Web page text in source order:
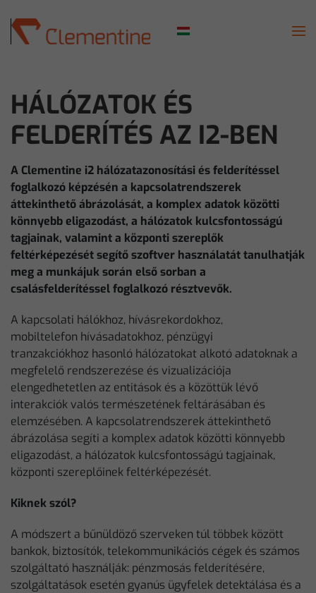
Skip to main content
HÁLÓZATOK ÉS
FELDERÍTÉS AZ I2-BEN
A Clementine i2 hálózatazonosítási és felderítéssel
foglalkozó képzésén a kapcsolatrendszerek
áttekinthető ábrázolását, a komplex adatok közötti
könnyebb eligazodást, a hálózatok kulcsfontosságú
tagjainak, valamint a központi szereplők
feltérképezését segítő szoftver használatát tanulhatják
meg a munkájuk során első sorban a
csalásfelderítéssel foglalkozó résztvevők.
A kapcsolati hálókhoz, hívásrekordokhoz,
mobiltelefon hívásadatokhoz, pénzügyi
tranzakciókhoz hasonló hálózatokat alkotó adatoknak a
megfelelő rendszerezése és vizualizációja
elengedhetetlen az entitások és a közöttük lévő
interakciók valós természetének feltárásában és
elemzésében. A kapcsolatrendszerek áttekinthető
ábrázolása segíti a komplex adatok közötti könnyebb
eligazodást, a hálózatok kulcsfontosságú tagjainak,
központi szereplőinek feltérképezését.
Kiknek szól?
A módszert a bűnüldöző szerveken túl többek között
bankok, biztosítók, telekommunikációs cégek és számos
szolgáltató használják: pénzmosás felderítésére,
szolgáltatások esetén gyanús ügyfelek detektálása és a